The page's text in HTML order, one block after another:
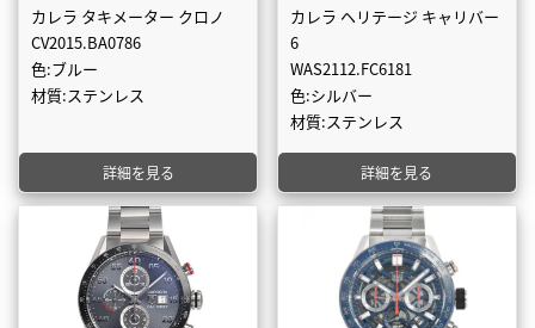
カレラ タキメーター クロノ
CV2015.BA0786
色:ブルー
材質:ステンレス
詳細を見る
カレラ ヘリテージ キャリバー
6
WAS2112.FC6181
色:シルバー
材質:ステンレス
詳細を見る